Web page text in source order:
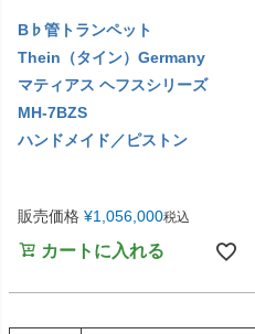
B♭管トランペット
Thein（タイン）Germany
マティアス ヘフスシリーズ
MH-7BZS
ハンドメイド／ピストン
販売価格 ¥1,056,000税込
カートに入れる